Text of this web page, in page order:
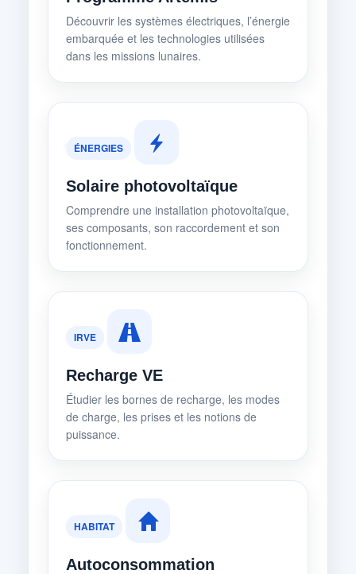
Découvrir les systèmes électriques, l’énergie
embarquée et les technologies utilisées
dans les missions lunaires.
ÉNERGIES
Solaire photovoltaïque
Comprendre une installation photovoltaïque,
ses composants, son raccordement et son
fonctionnement.
IRVE
Recharge VE
Étudier les bornes de recharge, les modes
de charge, les prises et les notions de
puissance.
HABITAT
Autoconsommation